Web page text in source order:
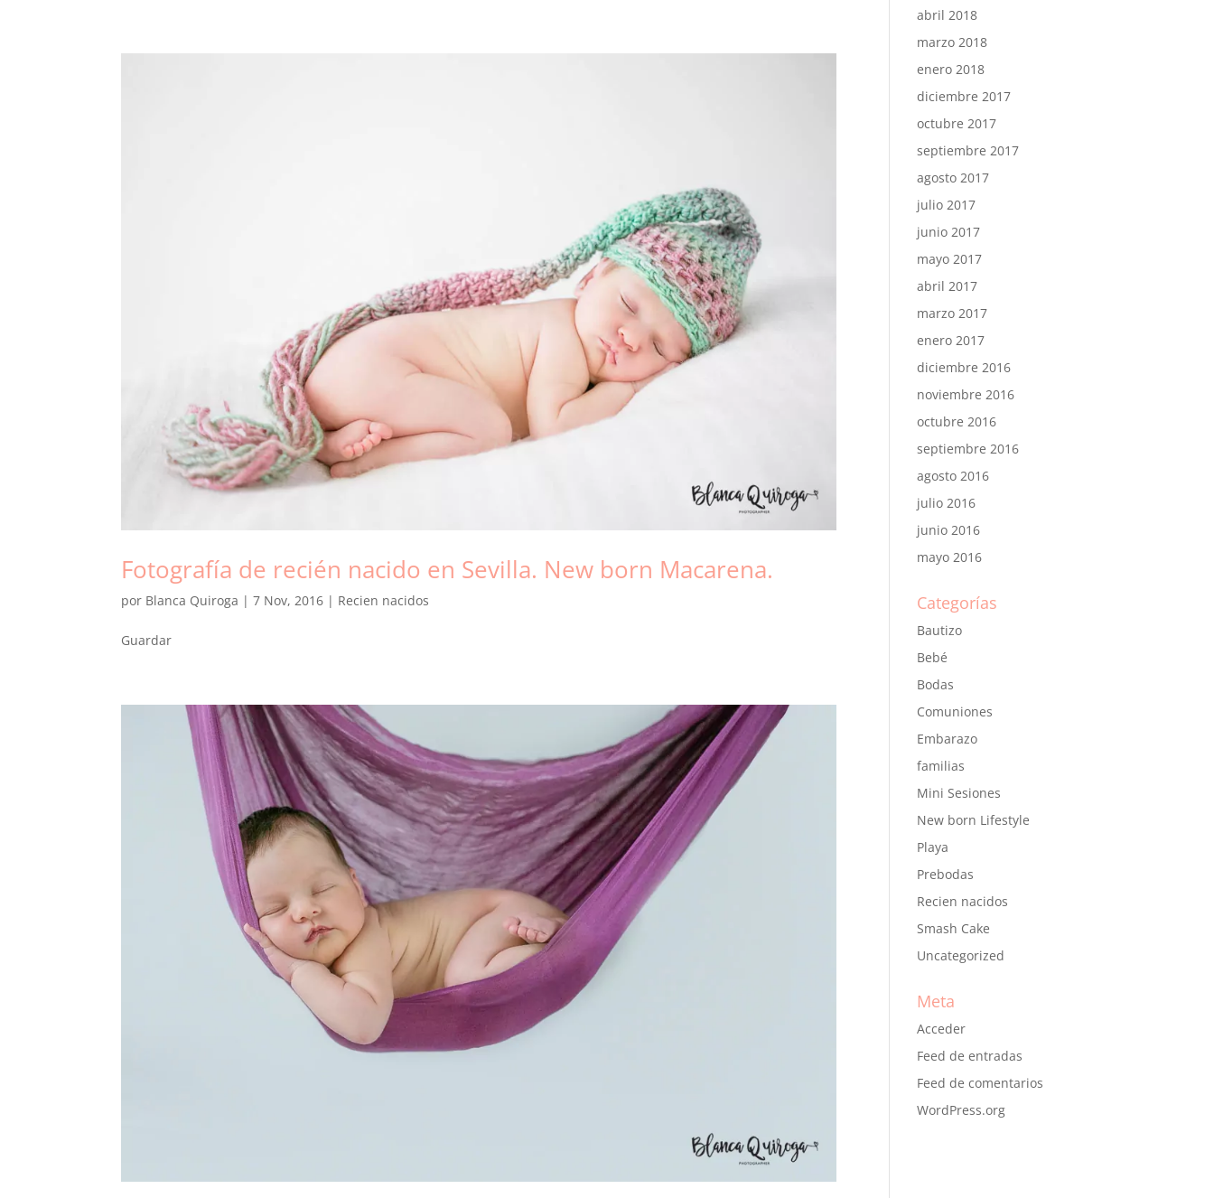
Fotografía de recién nacido en Sevilla. New born Macarena.
por Blanca Quiroga |7 Nov, 2016 | Recien nacidos
Guardar
abril 2018
marzo 2018
enero 2018
diciembre 2017
octubre 2017
septiembre 2017
agosto 2017
julio 2017
junio 2017
mayo 2017
abril 2017
marzo 2017
enero 2017
diciembre 2016
noviembre 2016
octubre 2016
septiembre 2016
agosto 2016
julio 2016
junio 2016
mayo 2016
Categorías
Bautizo
Bebé
Bodas
Comuniones
Embarazo
familias
Mini Sesiones
New born Lifestyle
Playa
Prebodas
Recien nacidos
Smash Cake
Uncategorized
Meta
Acceder
Feed de entradas
Feed de comentarios
WordPress.org